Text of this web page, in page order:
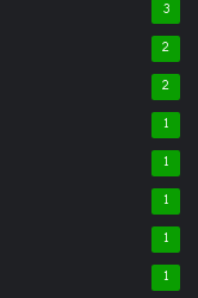
3
2
2
1
1
1
1
1